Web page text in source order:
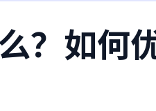
？如何